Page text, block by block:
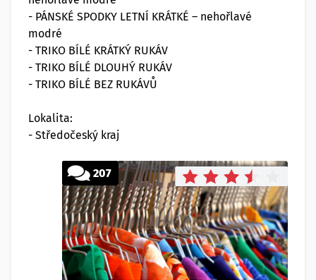
- PÁNSKÉ SPODKY LETNÍ KRÁTKÉ – nehořlavé
modré
- TRIKO BÍLÉ KRÁTKÝ RUKÁV
- TRIKO BÍLÉ DLOUHÝ RUKÁV
- TRIKO BÍLÉ BEZ RUKÁVŮ
Lokalita:
- Středočeský kraj
207